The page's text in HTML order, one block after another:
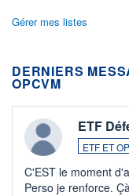
Gérer mes listes
DERNIERS
OPCVM
ETF
ETF ET
C'EST le moment
Perso je renforce.